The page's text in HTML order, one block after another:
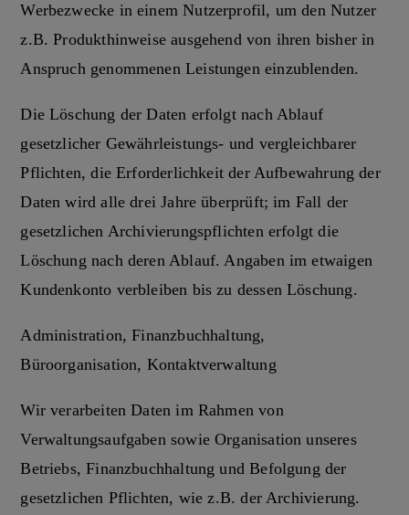
Werbezwecke in einem Nutzerprofil, um den Nutzer
z.B. Produkthinweise ausgehend von ihren bisher in
Anspruch genommenen Leistungen einzublenden.
Die Löschung der Daten erfolgt nach Ablauf
gesetzlicher Gewährleistungs- und vergleichbarer
Pflichten, die Erforderlichkeit der Aufbewahrung der
Daten wird alle drei Jahre überprüft; im Fall der
gesetzlichen Archivierungspflichten erfolgt die
Löschung nach deren Ablauf. Angaben im etwaigen
Kundenkonto verbleiben bis zu dessen Löschung.
Administration, Finanzbuchhaltung,
Büroorganisation, Kontaktverwaltung
Wir verarbeiten Daten im Rahmen von
Verwaltungsaufgaben sowie Organisation unseres
Betriebs, Finanzbuchhaltung und Befolgung der
gesetzlichen Pflichten, wie z.B. der Archivierung.